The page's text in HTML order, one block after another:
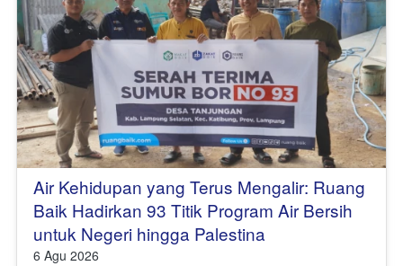
Air Kehidupan yang Terus Mengalir: Ruang
Baik Hadirkan 93 Titik Program Air Bersih
untuk Negeri hingga Palestina
6 Agu 2026